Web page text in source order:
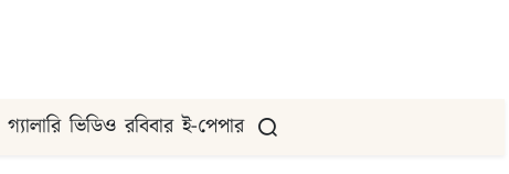
গ্যালারি ভিডিও রবিবার ই-পেপার